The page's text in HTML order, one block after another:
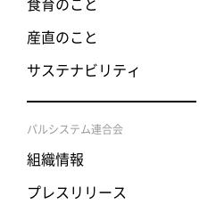
食育のこと
産直のこと
サステナビリティ
パルシステム連合会
組織情報
プレスリリース